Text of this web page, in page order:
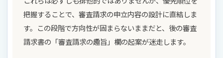
把握することで、審査請求の申立内容の設計に直結しま
す。この段階で方向性が固まらないままだと、後の審査
請求書の「審査請求の趣旨」欄の起案が迷走します。